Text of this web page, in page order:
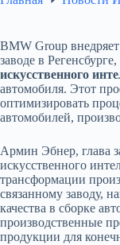
BMW Group
заводе в
искусственного
автомобиля. Этот
оптимизировать
автомобилей,
Армин Эбнер, глава
искусственного
трансформации
связанному заводу,
качества в сборке
производственные
продукции для